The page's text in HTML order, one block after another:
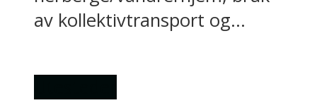
av kollektivtransport og...